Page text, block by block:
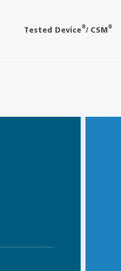
Tested Device®/ CSM ®